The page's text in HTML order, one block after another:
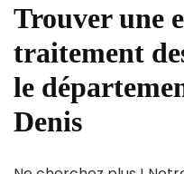
Trouver une
traitement
le
Denis